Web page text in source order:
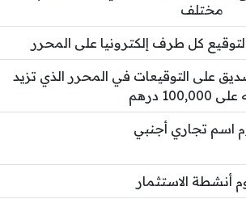
مختلف
كل طرف إلكترونيا على المحرر
على التوقيعات في المحرر الذي تزيد
درهم
اسم تجاري أجنبي
أنشطة الاستثمار